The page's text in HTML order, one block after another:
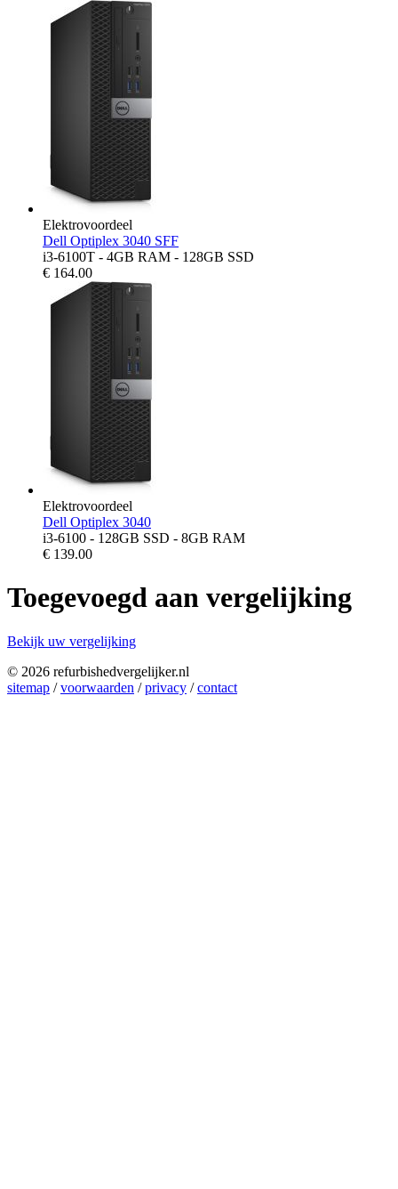
Elektrovoordeel
Dell Optiplex 3040 SFF
i3-6100T - 4GB RAM - 128GB SSD
€ 164.00
Elektrovoordeel
Dell Optiplex 3040
i3-6100 - 128GB SSD - 8GB RAM
€ 139.00
Toegevoegd aan vergelijking
Bekijk uw vergelijking
© 2026 refurbishedvergelijker.nl
sitemap /voorwaarden /privacy /contact